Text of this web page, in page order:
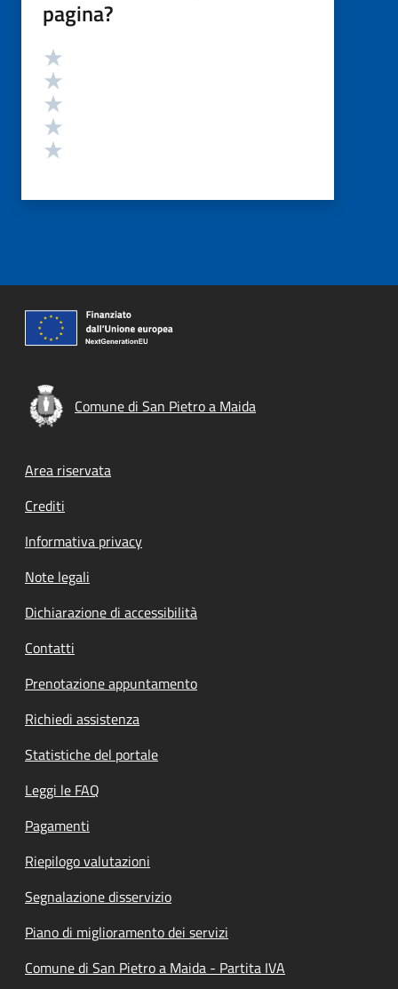
pagina?
Valutazione
Comune di San Pietro a Maida
Footer menu
Area riservata
Crediti
Informativa privacy
Note legali
Dichiarazione di accessibilità
Contatti
Prenotazione appuntamento
Richiedi assistenza
Statistiche del portale
Leggi le FAQ
Pagamenti
Riepilogo valutazioni
Segnalazione disservizio
Piano di miglioramento dei servizi
Comune di San Pietro a Maida - Partita IVA